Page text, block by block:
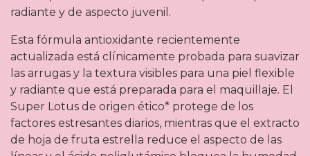
radiante y de aspecto juvenil.
Esta fórmula antioxidante recientemente
actualizada está clínicamente probada para suavizar
las arrugas y la textura visibles para una piel flexible
y radiante que está preparada para el maquillaje. El
Super Lotus de origen ético* protege de los
factores estresantes diarios, mientras que el extracto
de hoja de fruta estrella reduce el aspecto de las